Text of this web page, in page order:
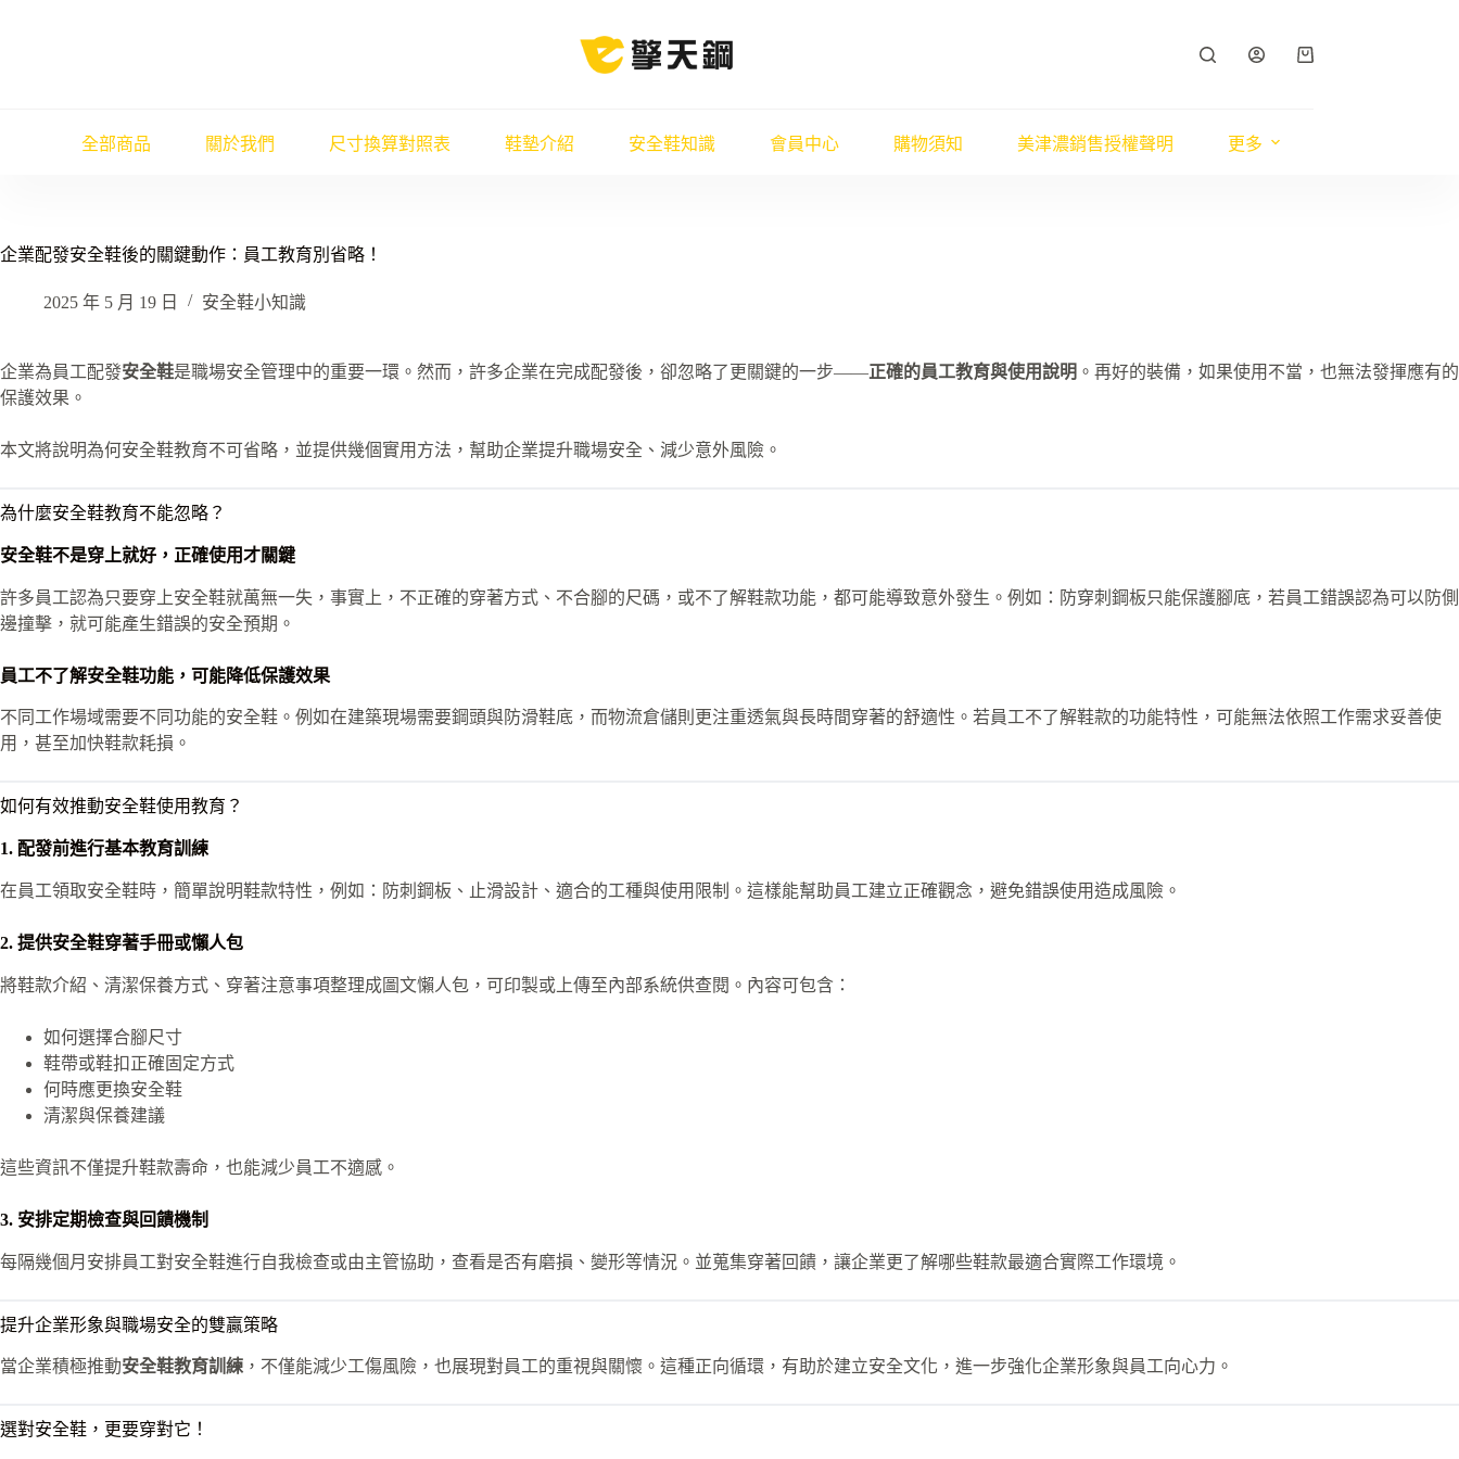
購
全部商品
關於我們 尺寸換算對照表 鞋墊介紹 安全鞋知識 會員中心 購物須知 美津濃銷售授權聲明 更多
企業配發安全鞋後的關鍵動作：員工教育別省略！
2025 年 5 月 19 日 安全鞋小知識
企業為員工配發安全鞋是職場安全管理中的重要一環。然而，許多企業在完成配發後，卻忽略了更關鍵的一步——正確的員工教育與使用說明 。再好的裝備，如果使用不當，也無法發揮應有的
保護效果。
本文將說明為何安全鞋教育不可省略，並提供幾個實用方法，幫助企業提升職場安全、減少意外風險。
為什麼安全鞋教育不能忽略？
安全鞋不是穿上就好，正確使用才關鍵
許多員工認為只要穿上安全鞋就萬無一失，事實上，不正確的穿著方式、不合腳的尺碼，或不了解鞋款功能，都可能導致意外發生。例如：防穿刺鋼板只能保護腳底，若員工錯誤認為可以防側
邊撞擊，就可能產生錯誤的安全預期。
員工不了解安全鞋功能，可能降低保護效果
不同工作場域需要不同功能的安全鞋。例如在建築現場需要鋼頭與防滑鞋底，而物流倉儲則更注重透氣與長時間穿著的舒適性。若員工不了解鞋款的功能特性，可能無法依照工作需求妥善使
用，甚至加快鞋款耗損。
如何有效推動安全鞋使用教育？
1. 配發前進行基本教育訓練
在員工領取安全鞋時，簡單說明鞋款特性，例如：防刺鋼板、止滑設計、適合的工種與使用限制。這樣能幫助員工建立正確觀念，避免錯誤使用造成風險。
2. 提供安全鞋穿著手冊或懶人包
將鞋款介紹、清潔保養方式、穿著注意事項整理成圖文懶人包，可印製或上傳至內部系統供查閱。內容可包含：
如何選擇合腳尺寸
鞋帶或鞋扣正確固定方式
何時應更換安全鞋
清潔與保養建議
這些資訊不僅提升鞋款壽命，也能減少員工不適感。
3. 安排定期檢查與回饋機制
每隔幾個月安排員工對安全鞋進行自我檢查或由主管協助，查看是否有磨損、變形等情況。並蒐集穿著回饋，讓企業更了解哪些鞋款最適合實際工作環境。
提升企業形象與職場安全的雙贏策略
當企業積極推動安全鞋教育訓練 ，不僅能減少工傷風險，也展現對員工的重視與關懷。這種正向循環，有助於建立安全文化，進一步強化企業形象與員工向心力。
選對安全鞋，更要穿對它！